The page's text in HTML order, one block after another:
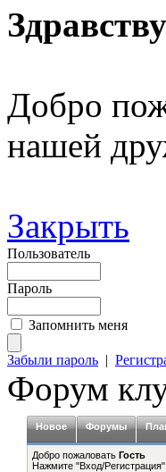
Добро
нашей
Закрыть
Пользователь
Пароль
Запомнить меня
Забыли пароль |
Форум
Новое Форумы
Добро пожаловать Гость
Нажмите "Вход/